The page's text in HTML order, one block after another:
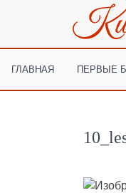
ГЛАВНАЯ ПЕРВЫЕ